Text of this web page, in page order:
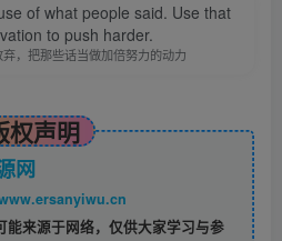
of what people said. Use that
to push harder.
，把那些话当做加倍努力的动力
权声明
网
能来源于网络，仅供大家学习与参